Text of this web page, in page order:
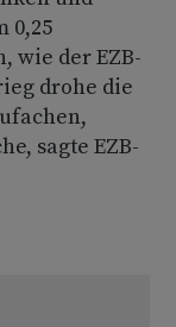
0,25
wie der EZB-
drohe die
sagte EZB-